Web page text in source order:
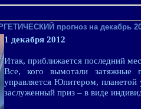
прогноз на декабрь
1 декабря 2012
Итак, приближается последний
Все, кого вымотали затяжные
управляется Юпитером,
заслуженный приз – в виде